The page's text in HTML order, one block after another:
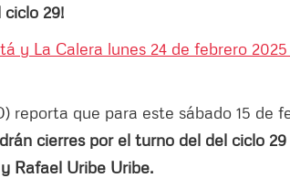
29!
y La Calera lunes 24 de febrero 2025
reporta que para este sábado 15 de
cierres por el turno del del ciclo 29
Rafael Uribe Uribe.